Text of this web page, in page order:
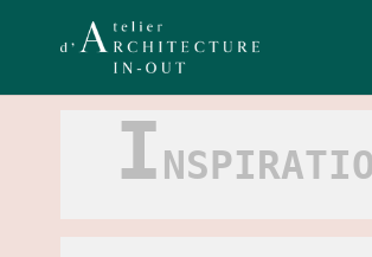
I